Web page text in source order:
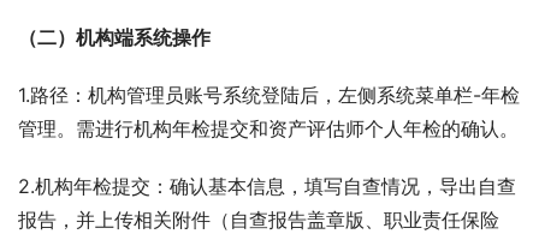
（二）机构端系统操作
1.路径：机构管理员账号系统登陆后，左侧系统菜单栏-年检
管理。需进行机构年检提交和资产评估师个人年检的确认。
2.机构年检提交：确认基本信息，填写自查情况，导出自查
报告，并上传相关附件（自查报告盖章版、职业责任保险